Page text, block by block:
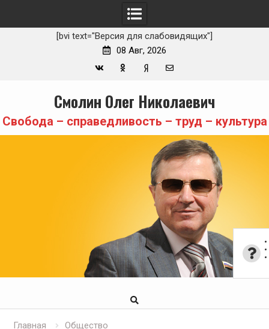
[bvi text="Версия для слабовидящих"]
08 Авг, 2026
Zen
mail
content
Смолин Олег Николаевич
Свобода – справедливость – труд – культура
Главная Общество